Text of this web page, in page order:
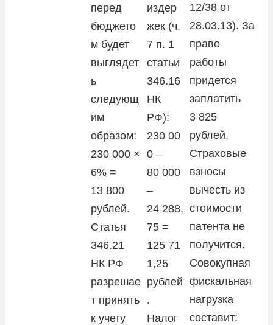
перед
бюджето
м будет
выглядет
ь
следующ
им
образом:
230 000 ×
6% =
13 800
рублей.
Статья
346.21
НК РФ
разрешае
т принять
к учету
издер
жек (ч.
7 п. 1
статьи
346.16
НК
РФ):
230 00
0 –
80 000
–
24 288,
75 =
125 71
1,25
рублей
.
Налог
12/38 от
28.03.13). За
право
работы
придется
заплатить
3 825
рублей.
Страховые
взносы
вычесть из
стоимости
патента не
получится.
Совокупная
фискальная
нагрузка
составит: